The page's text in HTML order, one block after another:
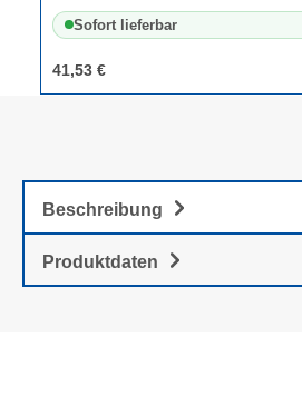
Sofort lieferbar
41,53 €
Beschreibung
Produktdaten